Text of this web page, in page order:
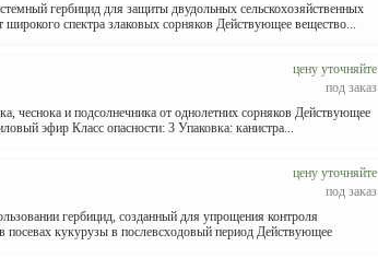
гербицид для защиты двудольных сельскохозяйственных
спектра злаковых сорняков Действующее вещество...
цену уточняйте
под заказ
и подсолнечника от однолетних сорняков Действующее
эфир Класс опасности: 3 Упаковка: канистра...
цену уточняйте
под заказ
гербицид, созданный для упрощения контроля
посевах кукурузы в послевсходовый период Действующее